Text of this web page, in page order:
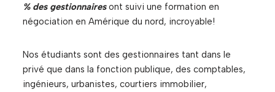
% des gestionnaires ont suivi une formation en
négociation en Amérique du nord, incroyable!
Nos étudiants sont des gestionnaires tant dans le
privé que dans la fonction publique, des comptables,
ingénieurs, urbanistes, courtiers immobilier,